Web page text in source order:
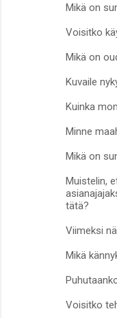
Mikä on
Voisitko
Mikä on
Kuvaile
Kuinka
Minne
Mikä on
Muistelin,
tätä?
Viimeksi
Mikä
Voisitko